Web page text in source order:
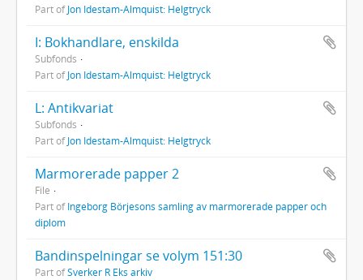
Part ofJon Idestam-Almquist: Helgtryck
I: Bokhandlare, enskilda
Subfonds
Part ofJon Idestam-Almquist: Helgtryck
L: Antikvariat
Subfonds
Part ofJon Idestam-Almquist: Helgtryck
Marmorerade papper 2
File
Part ofIngeborg Börjesons samling av marmorerade papper och
diplom
Bandinspelningar se volym 151:30
Part ofSverker R Eks arkiv